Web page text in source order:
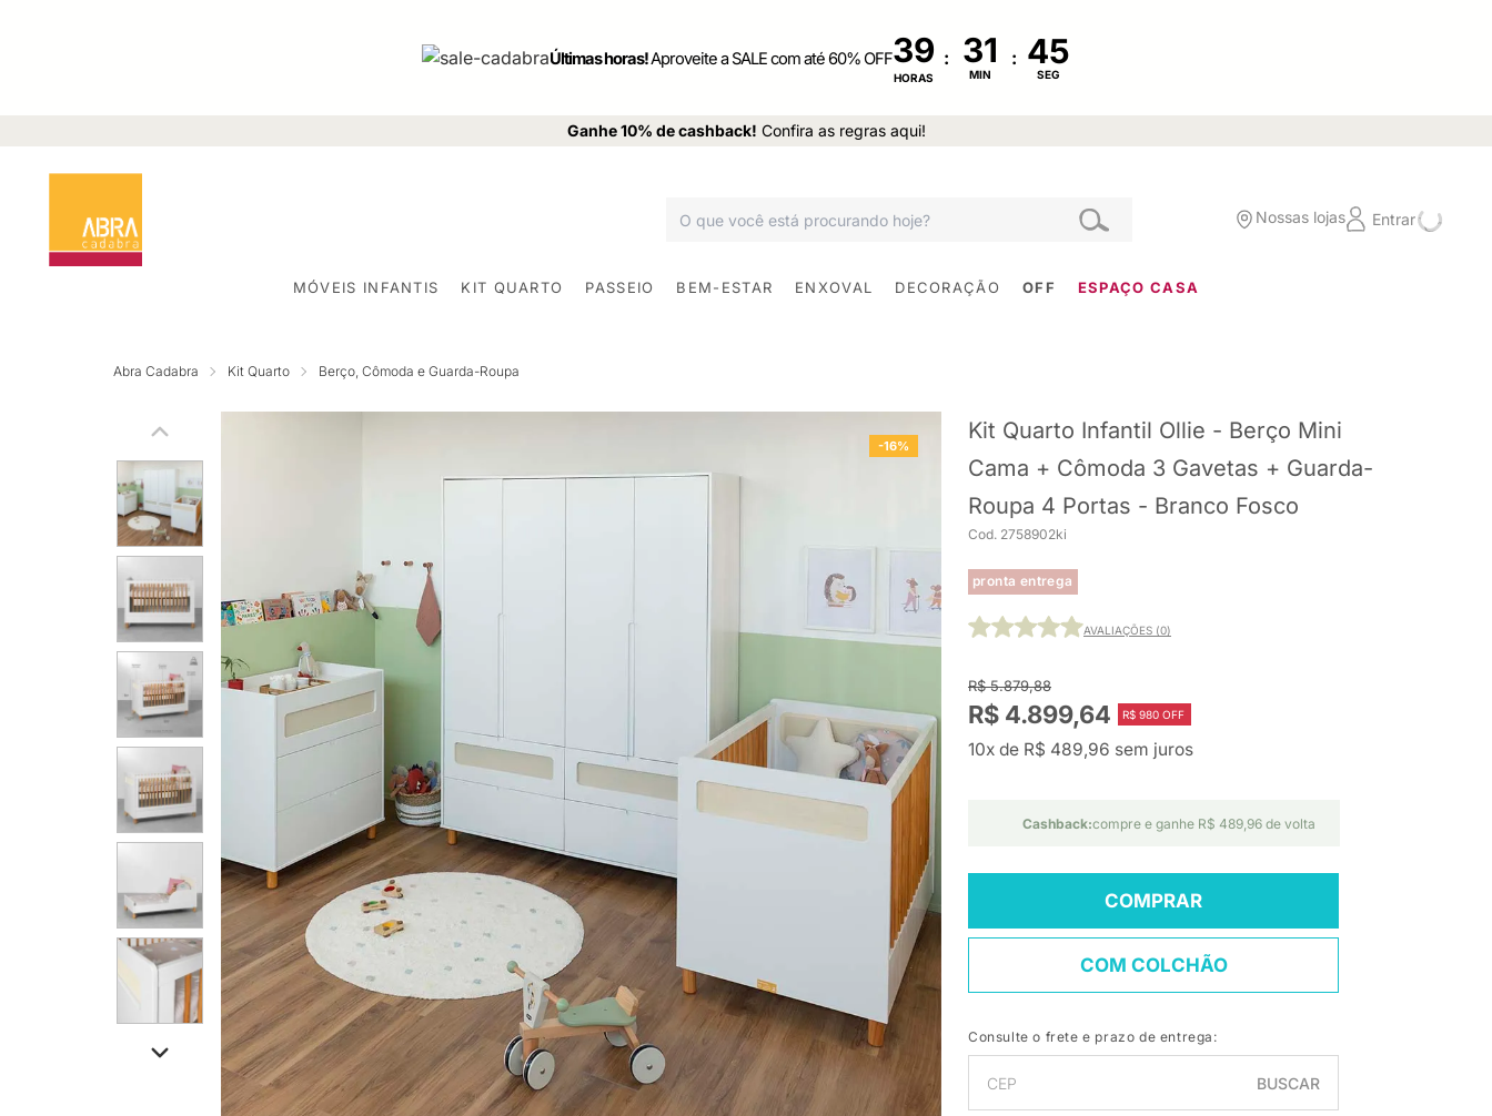
Últimas horas!Aproveite a SALE com até 60% OFF39
HORAS
:
MIN
:
SEG
Ganhe 10% de cashback! Confira as regras aqui!
Nossas lojas Entrar
MÓVEIS INFANTIS KIT QUARTO PASSEIO BEM-ESTAR ENXOVAL DECORAÇÃO OFF ESPAÇO CASA
Abra Cadabra Kit Quarto Berço, Cômoda e Guarda-Roupa
-16%
Kit Quarto Infantil Ollie - Berço Mini
Cama + Cômoda 3 Gavetas + Guarda-
Roupa 4 Portas - Branco Fosco
Cod. 2758902ki
pronta entrega
AVALIAÇÕES (0)
R$ 5.879,88
R$ 4.899,64 R$ 980 OFF
10x de R$ 489,96 sem juros
Cashback:compre e ganhe R$ 489,96 de volta
COMPRAR
COM COLCHÃO
Consulte o frete e prazo de entrega:
BUSCAR